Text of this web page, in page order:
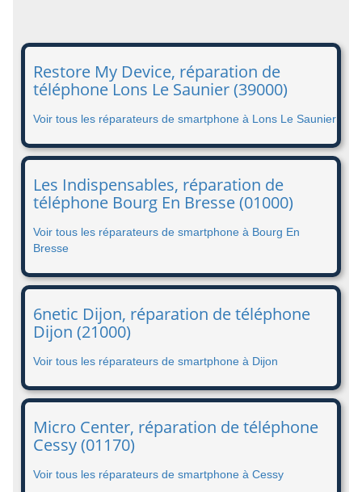
Restore My Device, réparation de
téléphone Lons Le Saunier (39000)
Voir tous les réparateurs de smartphone à Lons Le Saunier
Les Indispensables, réparation de
téléphone Bourg En Bresse (01000)
Voir tous les réparateurs de smartphone à Bourg En
Bresse
6netic Dijon, réparation de téléphone
Dijon (21000)
Voir tous les réparateurs de smartphone à Dijon
Micro Center, réparation de téléphone
Cessy (01170)
Voir tous les réparateurs de smartphone à Cessy